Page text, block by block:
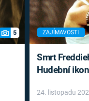
5 ZAJÍMAVOSTI
Smrt
Hudební
léky
24. listopadu